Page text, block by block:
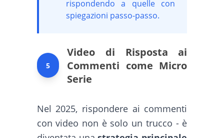
rispondendo a quelle con
spiegazioni passo-passo.
5
Video di Risposta ai
Commenti come Micro
Serie
Nel 2025, rispondere ai commenti
con video non è solo un trucco - è